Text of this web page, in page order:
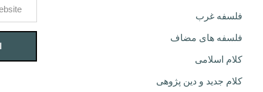
فلسفه غرب
فلسفه های مضاف
کلام اسلامی
کلام جدید و دین پژوهی